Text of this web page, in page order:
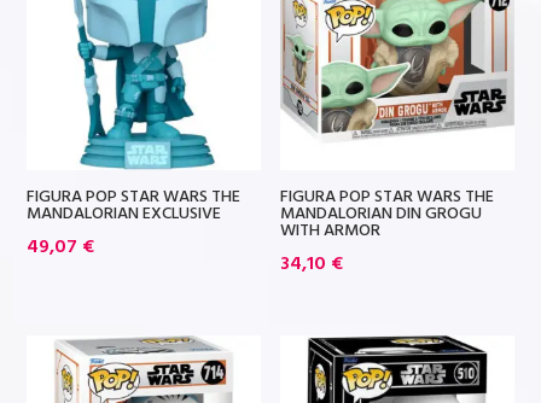
FIGURA POP STAR WARS THE
MANDALORIAN EXCLUSIVE
49,07 €
FIGURA POP STAR WARS THE
MANDALORIAN DIN GROGU
WITH ARMOR
34,10 €